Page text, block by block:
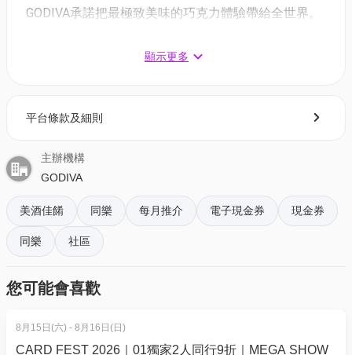
GODIVA承諾把最極致美味的巧克力體驗帶給全世界。
《GODIVA電子禮券優惠及價錢》
2. GODIVA HKD$100 電子現金禮券 | 價錢: $100
4. GODIVA 片裝巧克力禮盒 9 片裝 (特別版)
GODIVA片裝巧克力禮盒9片裝 (特別版)採用淡雅高貴
的淡金色搭配方塊幾何的設計，簡潔大方的包裝更顯
品牌高雅瑰麗的形象。齊集50%和72%濃度的片裝黑巧
醉人滋味令人久久不能忘懷。
5. GODIVA 松露巧克力禮盒 8 顆裝 (特別版)
顯示更多
平台條款及細則
主辦機構
GODIVA
美酒佳餚 同樂 每月推介 電子現金券 現金券
同樂 社區
您可能會喜歡
8月15日(六) - 8月16日(日)
CARD FEST 2026｜01獨家2人同行9折｜MEGA SHOW